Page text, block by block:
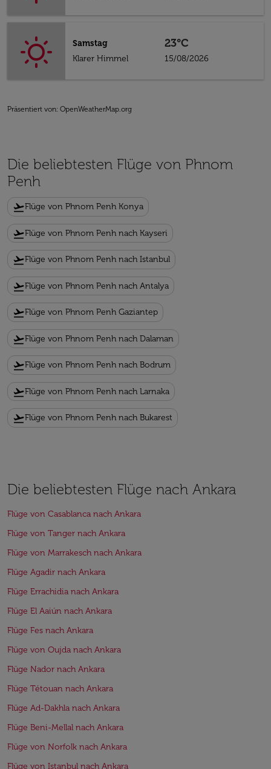
Samstag
Klarer Himmel
23°C
15/08/2026
Präsentiert von: OpenWeatherMap.org
Die beliebtesten Flüge von Phnom
Penh
flight_takeoffFlüge von Phnom Penh Konya
flight_takeoffFlüge von Phnom Penh nach Kayseri
flight_takeoffFlüge von Phnom Penh nach Istanbul
flight_takeoffFlüge von Phnom Penh nach Antalya
flight_takeoffFlüge von Phnom Penh Gaziantep
flight_takeoffFlüge von Phnom Penh nach Dalaman
flight_takeoffFlüge von Phnom Penh nach Bodrum
flight_takeoffFlüge von Phnom Penh nach Larnaka
flight_takeoffFlüge von Phnom Penh nach Bukarest
Die beliebtesten Flüge nach Ankara
Flüge von Casablanca nach Ankara
Flüge von Tanger nach Ankara
Flüge von Marrakesch nach Ankara
Flüge Agadir nach Ankara
Flüge Errachidia nach Ankara
Flüge El Aaiún nach Ankara
Flüge Fes nach Ankara
Flüge von Oujda nach Ankara
Flüge Nador nach Ankara
Flüge Tétouan nach Ankara
Flüge Ad-Dakhla nach Ankara
Flüge Beni-Mellal nach Ankara
Flüge von Norfolk nach Ankara
Flüge von Istanbul nach Ankara